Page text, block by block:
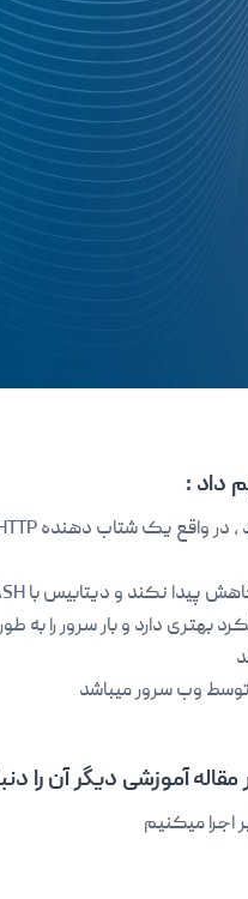
داد :
وب سرور میباشد
آموزشی دیگر آن را